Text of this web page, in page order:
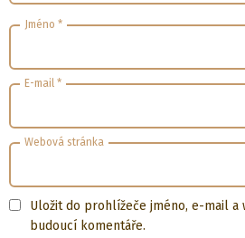
Jméno *
E-mail *
Webová stránka
Uložit do prohlížeče jméno, e-mail
budoucí komentáře.